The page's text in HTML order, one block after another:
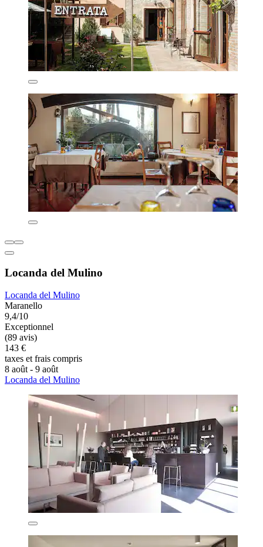
Locanda del Mulino
Locanda del Mulino
Maranello
9,4/10
Exceptionnel
(89 avis)
143 €
taxes et frais compris
8 août - 9 août
Locanda del Mulino